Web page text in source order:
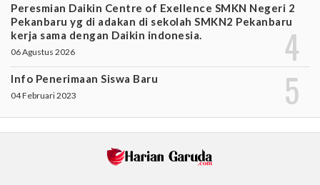
Peresmian Daikin Centre of Exellence SMKN Negeri 2
Pekanbaru yg di adakan di sekolah SMKN2 Pekanbaru
kerja sama dengan Daikin indonesia.
06 Agustus 2026
Info Penerimaan Siswa Baru
04 Februari 2023